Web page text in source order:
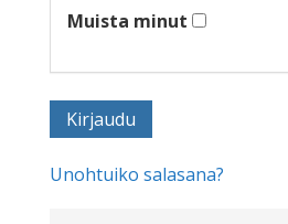
Muista minut
Unohtuiko salasana?